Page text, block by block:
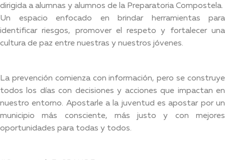
dirigida a alumnas y alumnos de la Preparatoria Compostela.
Un espacio enfocado en brindar herramientas para
identificar riesgos, promover el respeto y fortalecer una
cultura de paz entre nuestras y nuestros jóvenes.
La prevención comienza con información, pero se construye
todos los días con decisiones y acciones que impactan en
nuestro entorno. Apostarle a la juventud es apostar por un
municipio más consciente, más justo y con mejores
oportunidades para todas y todos.